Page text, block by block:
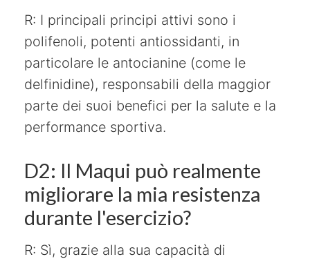
R: I principali principi attivi sono i
polifenoli, potenti antiossidanti, in
particolare le antocianine (come le
delfinidine), responsabili della maggior
parte dei suoi benefici per la salute e la
performance sportiva.
D2: Il Maqui può realmente
migliorare la mia resistenza
durante l'esercizio?
R: Sì, grazie alla sua capacità di